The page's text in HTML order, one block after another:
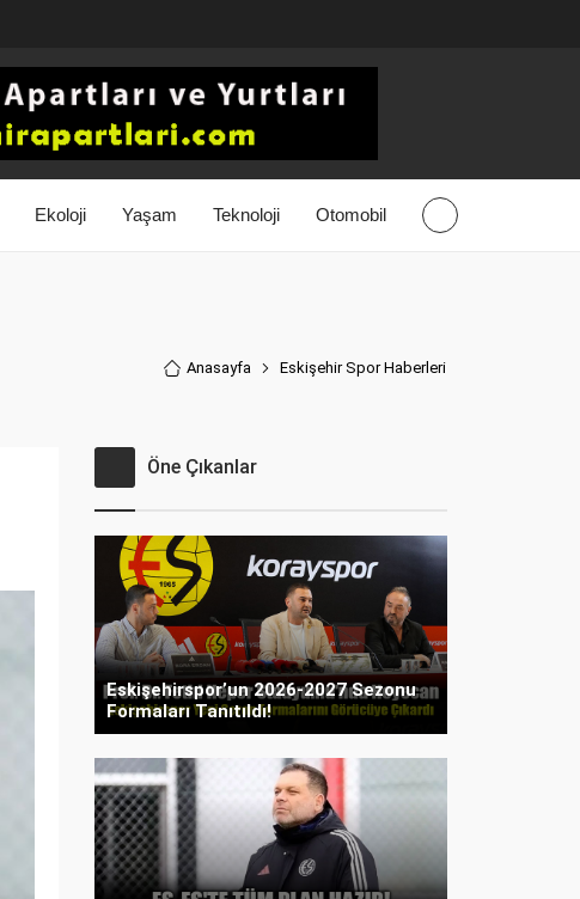
Ekoloji Yaşam Teknoloji Otomobil
Anasayfa Eskişehir Spor Haberleri
Öne Çıkanlar
Eskişehirspor’un 2026-2027 Sezonu
Formaları Tanıtıldı!